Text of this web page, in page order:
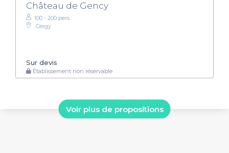
Château de Gency
100 - 200 pers.
Cergy
Sur devis
Établissement non réservable
Voir plus de propositions